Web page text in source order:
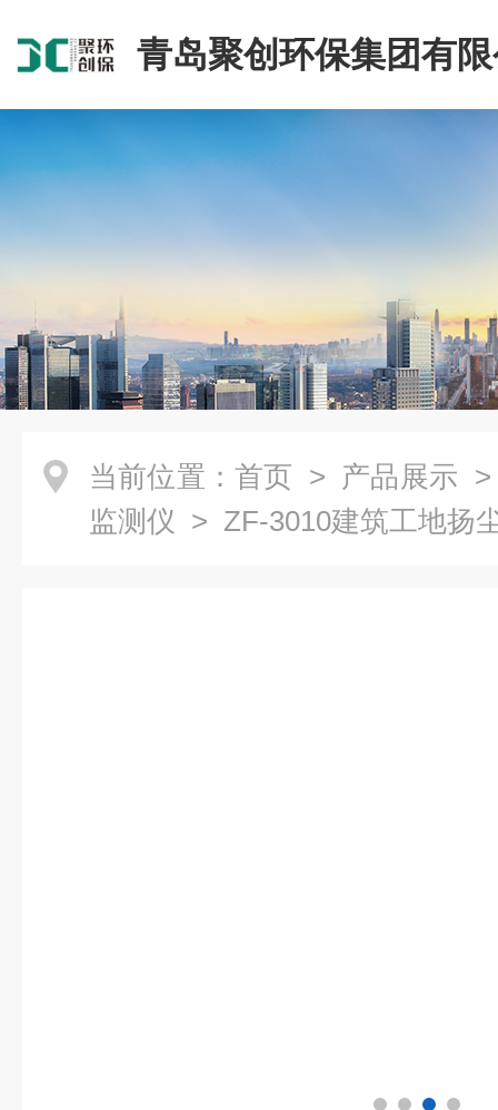
青岛聚创环保集团有
当前位置： 首页 > 产品展示
监测仪 > ZF-3010建筑工地扬